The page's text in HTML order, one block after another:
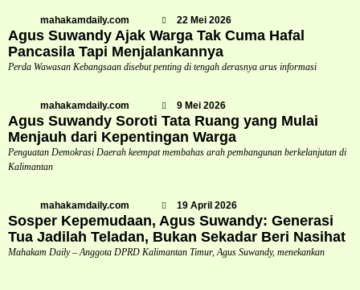
mahakamdaily.com 22 Mei 2026
Agus Suwandy Ajak Warga Tak Cuma Hafal
Pancasila Tapi Menjalankannya
Perda Wawasan Kebangsaan disebut penting di tengah derasnya arus informasi
mahakamdaily.com 9 Mei 2026
Agus Suwandy Soroti Tata Ruang yang Mulai
Menjauh dari Kepentingan Warga
Penguatan Demokrasi Daerah keempat membahas arah pembangunan berkelanjutan di
Kalimantan
mahakamdaily.com 19 April 2026
Sosper Kepemudaan, Agus Suwandy: Generasi
Tua Jadilah Teladan, Bukan Sekadar Beri Nasihat
Mahakam Daily – Anggota DPRD Kalimantan Timur, Agus Suwandy, menekankan